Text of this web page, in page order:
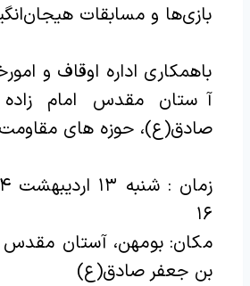
بازی‌ها و مسابقات
باهمکاری اداره اوقاف و
آستان مقدس امام زاده
صادق(ع)، حوزه های
۱۶
مکان: بومهن، آستان مقدس
بن جعفر صادق(ع)